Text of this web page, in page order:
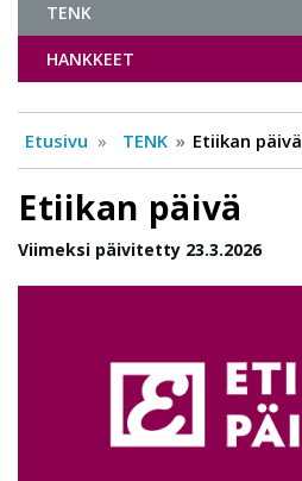
TENK
HANKKEET
Etusivu TENK Etiikan päivä
Etiikan päivä
Viimeksi päivitetty 23.3.2026